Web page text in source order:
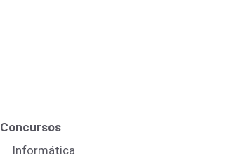
Concursos
Informática